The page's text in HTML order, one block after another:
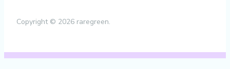
Copyright © 2026 raregreen.